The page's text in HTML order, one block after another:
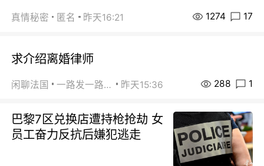
真情秘密 匿名 昨天16:21 1274 17
求介绍离婚律师
闲聊法国 一路发一路发 昨天15:36 288 1
巴黎7区兑换店遭持枪抢劫 女
员工奋力反抗后嫌犯逃走